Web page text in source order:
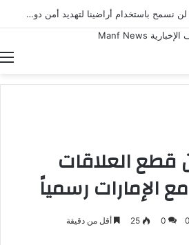
رئيس الوزراء العراقي: لن نسمح باستخدام أراضينا لتهديد أمن دول الجوار
قطع العلاقات
الإمارات رسمياً
0
25 أقل من دقيقة